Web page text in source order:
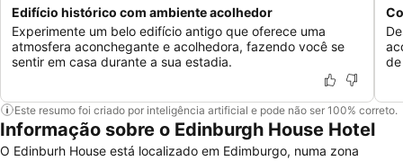
Edifício histórico com ambiente acolhedor
Experimente um belo edifício antigo que oferece uma
atmosfera aconchegante e acolhedora, fazendo você se
sentir em casa durante a sua estadia.
Este resumo foi criado por inteligência artificial e pode não ser 100% correto.
Informação sobre o Edinburgh House Hotel
O Edinburh House está localizado em Edimburgo, numa zona